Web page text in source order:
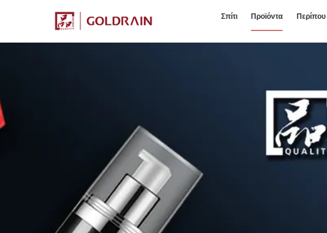
Σπίτι Προϊόντα Περίπου